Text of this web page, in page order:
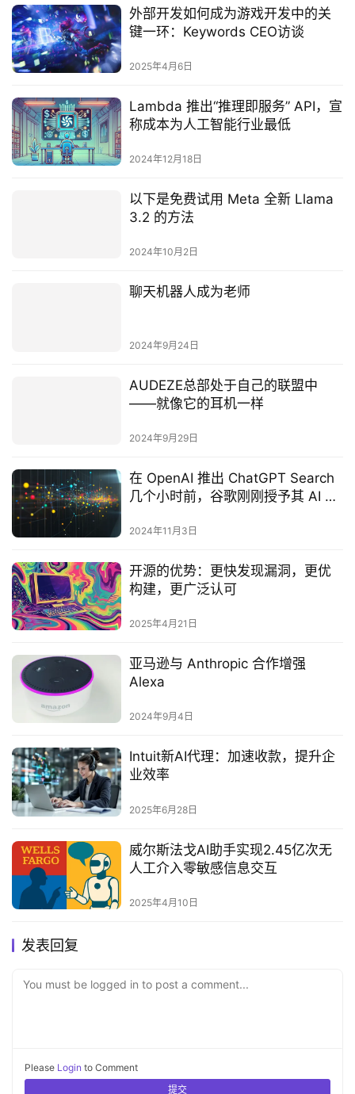
外部开发如何成为游戏开发中的关
键一环：Keywords CEO访谈
2025年4月6日
Lambda 推出“推理即服务” API，宣
称成本为人工智能行业最低
2024年12月18日
以下是免费试用 Meta 全新 Llama
3.2 的方法
2024年10月2日
聊天机器人成为老师
2024年9月24日
AUDEZE总部处于自己的联盟中
——就像它的耳机一样
2024年9月29日
在 OpenAI 推出 ChatGPT Search
几个小时前，谷歌刚刚授予其 AI 搜
2024年11月3日
开源的优势：更快发现漏洞，更优
构建，更广泛认可
2025年4月21日
亚马逊与 Anthropic 合作增强
Alexa
2024年9月4日
Intuit新AI代理：加速收款，提升企
业效率
2025年6月28日
威尔斯法戈AI助手实现2.45亿次无
人工介入零敏感信息交互
2025年4月10日
发表回复
You must be logged in to post a comment...
Please Login to Comment
提交